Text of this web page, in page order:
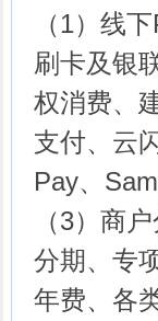
（1）线
刷卡及银
权消费、
支付、云
Pay、
（3）商
分期、专
年费、各